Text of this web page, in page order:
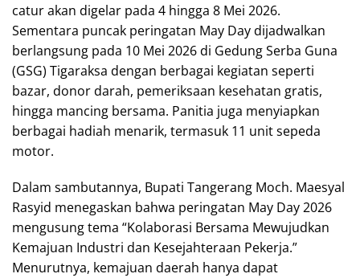
catur akan digelar pada 4 hingga 8 Mei 2026.
Sementara puncak peringatan May Day dijadwalkan
berlangsung pada 10 Mei 2026 di Gedung Serba Guna
(GSG) Tigaraksa dengan berbagai kegiatan seperti
bazar, donor darah, pemeriksaan kesehatan gratis,
hingga mancing bersama. Panitia juga menyiapkan
berbagai hadiah menarik, termasuk 11 unit sepeda
motor.
Dalam sambutannya, Bupati Tangerang Moch. Maesyal
Rasyid menegaskan bahwa peringatan May Day 2026
mengusung tema “Kolaborasi Bersama Mewujudkan
Kemajuan Industri dan Kesejahteraan Pekerja.”
Menurutnya, kemajuan daerah hanya dapat